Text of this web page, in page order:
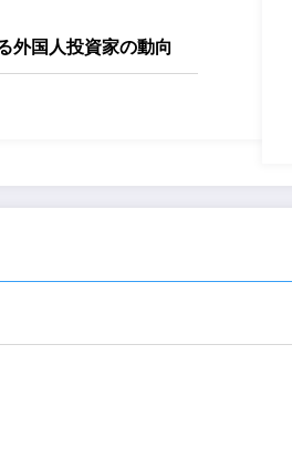
外国人投資家の動向